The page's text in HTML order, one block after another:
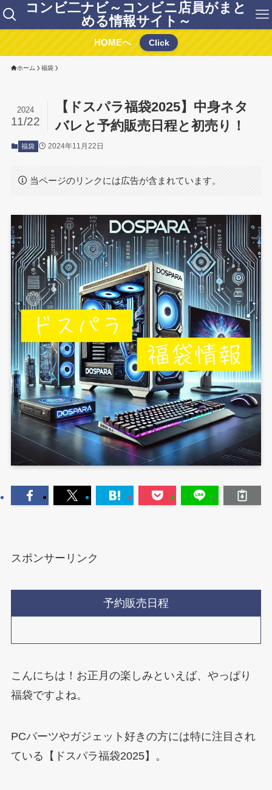
コンビ二ナビ～コンビニ店員がまと
める情報サイト～
HOMEへ Click
ホーム 福袋
【ドスパラ福袋2025】中身ネタ
バレと予約販売日程と初売り！
2024
11/22
福袋 2024年11月22日
当ページのリンクには広告が含まれています。
スポンサーリンク
予約販売日程
こんにちは！お正月の楽しみといえば、やっぱり
福袋ですよね。
PCパーツやガジェット好きの方には特に注目され
ている【ドスパラ福袋2025】。